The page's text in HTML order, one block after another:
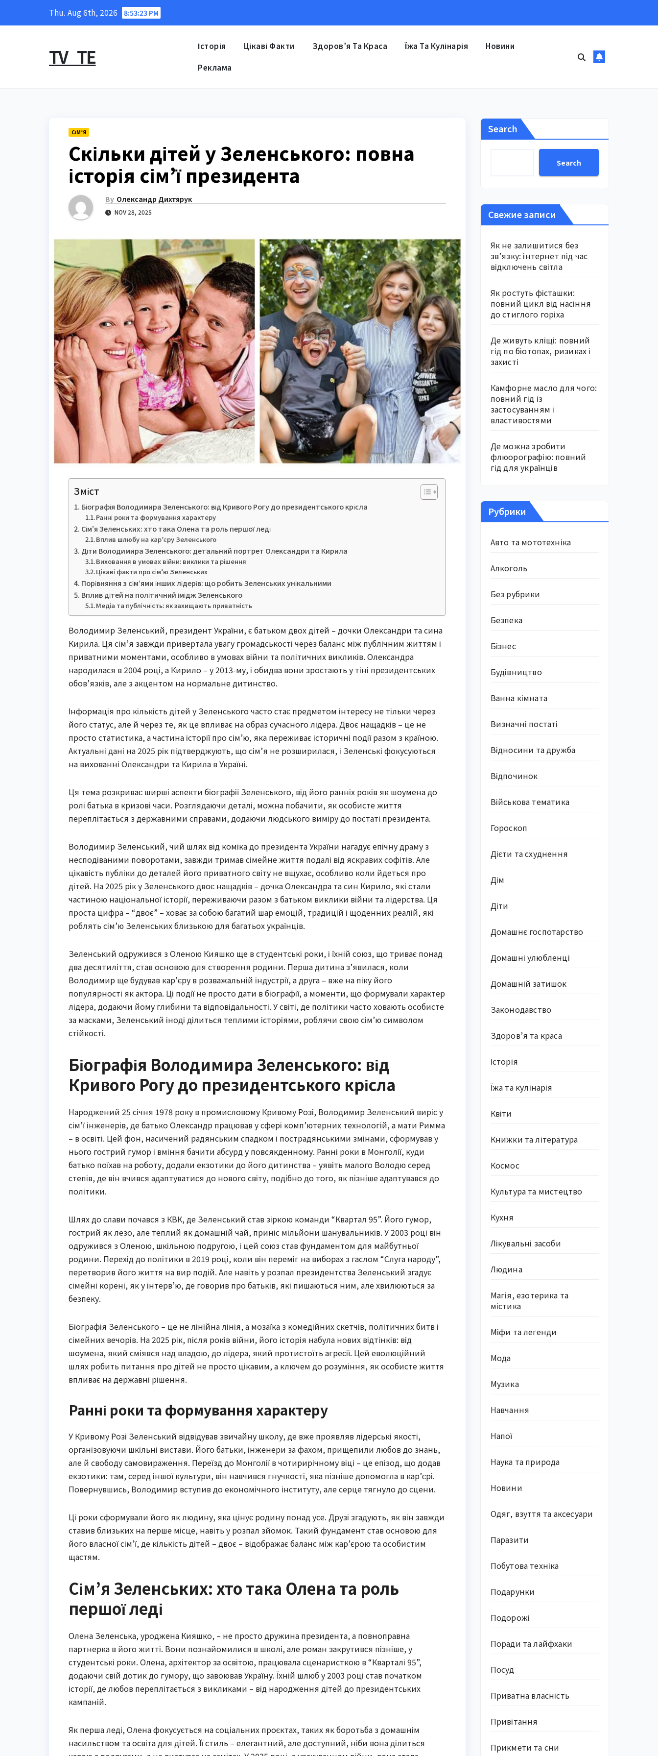
Thu. Aug 6th, 2026 8:53:24 PM
TV_TE Історія Цікаві Факти Здоров’я Та Краса Їжа Та Кулінарія Новини
Реклама
СІМ’Я
Скільки дітей у Зеленського: повна
історія сім’ї президента
By Олександр Дихтярук
NOV 28, 2025
Зміст
Біографія Володимира Зеленського: від Кривого Рогу до президентського крісла
Ранні роки та формування характеру
Сім’я Зеленських: хто така Олена та роль першої леді
Вплив шлюбу на кар’єру Зеленського
Діти Володимира Зеленського: детальний портрет Олександри та Кирила
Виховання в умовах війни: виклики та рішення
Цікаві факти про сім’ю Зеленських
Порівняння з сім’ями інших лідерів: що робить Зеленських унікальними
Вплив дітей на політичний імідж Зеленського
Медіа та публічність: як захищають приватність
Володимир Зеленський, президент України, є батьком двох дітей – дочки Олександри та сина
Кирила. Ця сім’я завжди привертала увагу громадськості через баланс між публічним життям і
приватними моментами, особливо в умовах війни та політичних викликів. Олександра
народилася в 2004 році, а Кирило – у 2013-му, і обидва вони зростають у тіні президентських
обов’язків, але з акцентом на нормальне дитинство.
Інформація про кількість дітей у Зеленського часто стає предметом інтересу не тільки через
його статус, але й через те, як це впливає на образ сучасного лідера. Двоє нащадків – це не
просто статистика, а частина історії про сім’ю, яка переживає історичні події разом з країною.
Актуальні дані на 2025 рік підтверджують, що сім’я не розширилася, і Зеленські фокусуються
на вихованні Олександри та Кирила в Україні.
Ця тема розкриває ширші аспекти біографії Зеленського, від його ранніх років як шоумена до
ролі батька в кризові часи. Розглядаючи деталі, можна побачити, як особисте життя
переплітається з державними справами, додаючи людського виміру до постаті президента.
Володимир Зеленський, чий шлях від коміка до президента України нагадує епічну драму з
несподіваними поворотами, завжди тримав сімейне життя подалі від яскравих софітів. Але
цікавість публіки до деталей його приватного світу не вщухає, особливо коли йдеться про
дітей. На 2025 рік у Зеленського двоє нащадків – дочка Олександра та син Кирило, які стали
частиною національної історії, переживаючи разом з батьком виклики війни та лідерства. Ця
проста цифра – “двоє” – ховає за собою багатий шар емоцій, традицій і щоденних реалій, які
роблять сім’ю Зеленських близькою для багатьох українців.
Зеленський одружився з Оленою Кияшко ще в студентські роки, і їхній союз, що триває понад
два десятиліття, став основою для створення родини. Перша дитина з’явилася, коли
Володимир ще будував кар’єру в розважальній індустрії, а друга – вже на піку його
популярності як актора. Ці події не просто дати в біографії, а моменти, що формували характер
лідера, додаючи йому глибини та відповідальності. У світі, де політики часто ховають особисте
за масками, Зеленський іноді ділиться теплими історіями, роблячи свою сім’ю символом
стійкості.
Біографія Володимира Зеленського: від
Кривого Рогу до президентського крісла
Народжений 25 січня 1978 року в промисловому Кривому Розі, Володимир Зеленський виріс у
сім’ї інженерів, де батько Олександр працював у сфері комп’ютерних технологій, а мати Римма
– в освіті. Цей фон, насичений радянським спадком і пострадянськими змінами, сформував у
нього гострий гумор і вміння бачити абсурд у повсякденному. Ранні роки в Монголії, куди
батько поїхав на роботу, додали екзотики до його дитинства – уявіть малого Володю серед
степів, де він вчився адаптуватися до нового світу, подібно до того, як пізніше адаптувався до
політики.
Шлях до слави почався з КВК, де Зеленський став зіркою команди “Квартал 95”. Його гумор,
гострий як лезо, але теплий як домашній чай, приніс мільйони шанувальників. У 2003 році він
одружився з Оленою, шкільною подругою, і цей союз став фундаментом для майбутньої
родини. Перехід до політики в 2019 році, коли він переміг на виборах з гаслом “Слуга народу”,
перетворив його життя на вир подій. Але навіть у розпал президентства Зеленський згадує
сімейні корені, як у інтерв’ю, де говорив про батьків, які пишаються ним, але хвилюються за
безпеку.
Біографія Зеленського – це не лінійна лінія, а мозаїка з комедійних скетчів, політичних битв і
сімейних вечорів. На 2025 рік, після років війни, його історія набула нових відтінків: від
шоумена, який сміявся над владою, до лідера, який протистоїть агресії. Цей еволюційний
шлях робить питання про дітей не просто цікавим, а ключем до розуміння, як особисте життя
впливає на державні рішення.
Ранні роки та формування характеру
У Кривому Розі Зеленський відвідував звичайну школу, де вже проявляв лідерські якості,
організовуючи шкільні вистави. Його батьки, інженери за фахом, прищепили любов до знань,
але й свободу самовираження. Переїзд до Монголії в чотирирічному віці – це епізод, що додав
екзотики: там, серед іншої культури, він навчився гнучкості, яка пізніше допомогла в кар’єрі.
Повернувшись, Володимир вступив до економічного інституту, але серце тягнуло до сцени.
Ці роки сформували його як людину, яка цінує родину понад усе. Друзі згадують, як він завжди
ставив близьких на перше місце, навіть у розпал зйомок. Такий фундамент став основою для
його власної сім’ї, де кількість дітей – двоє – відображає баланс між кар’єрою та особистим
щастям.
Сім’я Зеленських: хто така Олена та роль
першої леді
Олена Зеленська, уроджена Кияшко, – не просто дружина президента, а повноправна
партнерка в його житті. Вони познайомилися в школі, але роман закрутився пізніше, у
студентські роки. Олена, архітектор за освітою, працювала сценаристкою в “Кварталі 95”,
додаючи свій дотик до гумору, що завоював Україну. Їхній шлюб у 2003 році став початком
історії, де любов переплітається з викликами – від народження дітей до президентських
кампаній.
Як перша леді, Олена фокусується на соціальних проєктах, таких як боротьба з домашнім
насильством та освіта для дітей. Її стиль – елегантний, але доступний, ніби вона ділиться
Search
Search
Свежие записи
Як не залишитися без
зв’язку: інтернет під час
відключень світла
Як ростуть фісташки:
повний цикл від насіння
до стиглого горіха
Де живуть кліщі: повний
гід по біотопах, ризиках і
захисті
Камфорне масло для чого:
повний гід із
застосуванням і
властивостями
Де можна зробити
флюорографію: повний
гід для українців
Рубрики
Авто та мототехніка
Алкоголь
Без рубрики
Безпека
Бізнес
Будівництво
Ванна кімната
Визначні постаті
Відносини та дружба
Відпочинок
Військова тематика
Гороскоп
Дієти та схуднення
Дім
Діти
Домашнє госпотарство
Домашні улюбленці
Домашній затишок
Законодавство
Здоров’я та краса
Історія
Їжа та кулінарія
Квіти
Книжки та література
Космос
Культура та мистецтво
Кухня
Лікувальні засоби
Людина
Магія, езотерика та
містика
Міфи та легенди
Мода
Музика
Навчання
Напої
Наука та природа
Новини
Одяг, взуття та аксесуари
Паразити
Побутова техніка
Подарунки
Подорожі
Поради та лайфхаки
Посуд
Приватна власність
Привітання
Прикмети та сни